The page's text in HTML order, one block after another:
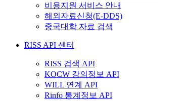
비용지원 서비스 안내
해외자료신청(E-DDS)
중국대학 자료 검색
RISS API 센터
RISS 검색 API
KOCW 강의정보 API
WILL 연계 API
Rinfo 통계정보 API